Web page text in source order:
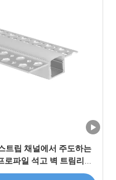
트립 채널에서 주도하는
로파일 석고 벽 트림리스
리미터 스트립에 적합합